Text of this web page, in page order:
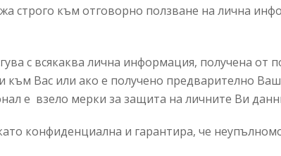
строго към отговорно ползване на лична
с всякаква лична информация, получена от
към Вас или ако е получено предварително
е взело мерки за защита на личните Ви
конфиденциална и гарантира, че